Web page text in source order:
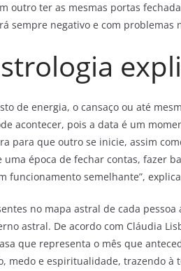
outro ter as mesmas portas
sempre negativo e com problemas
de energia, o cansaço ou até
acontecer, pois a data é um
para que outro se inicie, assim
época de fechar contas, fazer
funcionamento semelhante”,
no mapa astral de cada
astral. De acordo com Cláudia
que representa o mês que
medo e espiritualidade, trazendo à